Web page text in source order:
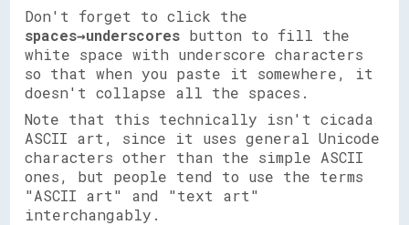
Don't forget to click the
spaces→underscores button to fill the
white space with underscore characters
so that when you paste it somewhere, it
doesn't collapse all the spaces.
Note that this technically isn't cicada
ASCII art, since it uses general Unicode
characters other than the simple ASCII
ones, but people tend to use the terms
"ASCII art" and "text art"
interchangably.